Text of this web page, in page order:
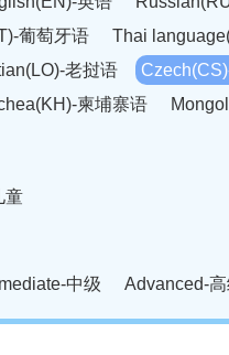
葡萄牙语 Thai
老挝语
柬埔寨语
童
中级 Advanced-高